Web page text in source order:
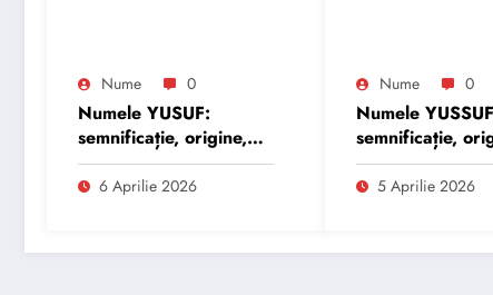
Nume 0
Numele YUSUF:
semnificație, origine,
trăsături și
personalitate
6 Aprilie 2026
Nume 0
Numele
semnificație,
trăsături și
personalitate
5 Aprilie 2026